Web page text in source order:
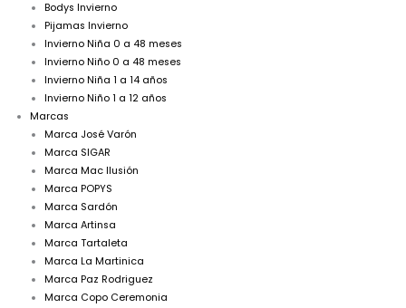
Bodys Invierno
Pijamas Invierno
Invierno Niña 0 a 48 meses
Invierno Niño 0 a 48 meses
Invierno Niña 1 a 14 años
Invierno Niño 1 a 12 años
Marcas
Marca José Varón
Marca SIGAR
Marca Mac Ilusión
Marca POPYS
Marca Sardón
Marca Artinsa
Marca Tartaleta
Marca La Martinica
Marca Paz Rodriguez
Marca Copo Ceremonia